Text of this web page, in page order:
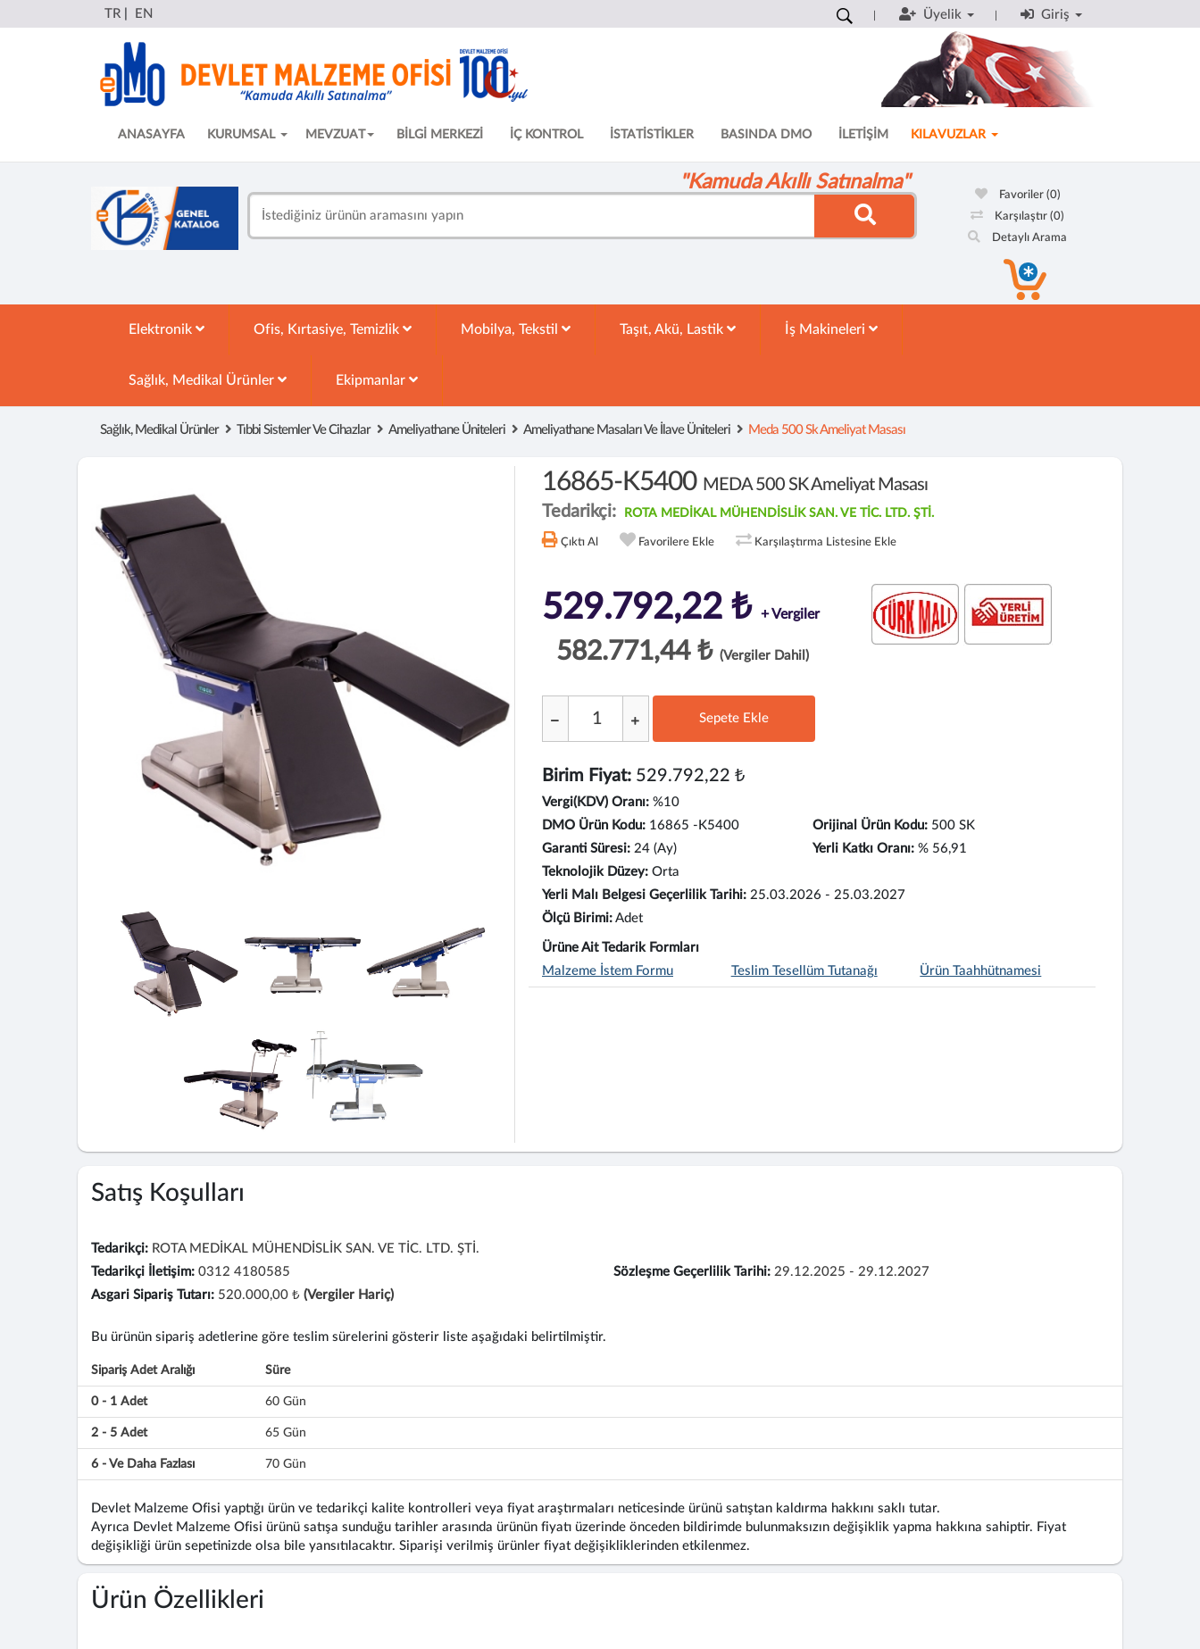
TR EN Üyelik Giriş
ANASAYFA KURUMSAL MEVZUAT BİLGİ MERKEZİ İÇ KONTROL İSTATİSTİKLER BASINDA DMO İLETİŞİM KILAVUZLAR
"Kamuda Akıllı Satınalma"
Favoriler (0)
Karşılaştır (0)
Detaylı Arama
Elektronik Ofis, Kırtasiye, Temizlik Mobilya, Tekstil Taşıt, Akü, Lastik İş Makineleri
Sağlık, Medikal Ürünler Ekipmanlar
Sağlık, Medikal Ürünler Tıbbi Sistemler Ve Cihazlar Ameliyathane Üniteleri Ameliyathane Masaları Ve İlave Üniteleri Meda 500 Sk Ameliyat Masası
16865-K5400 MEDA 500 SK Ameliyat Masası
Tedarikçi:
ROTA MEDİKAL MÜHENDİSLİK SAN. VE TİC. LTD. ŞTİ.
Çıktı Al Favorilere Ekle Karşılaştırma Listesine Ekle
529.792,22 ₺ + Vergiler
582.771,44 ₺ (Vergiler Dahil)
Sepete Ekle
Birim Fiyat: 529.792,22 ₺
Vergi(KDV) Oranı: %10
DMO Ürün Kodu: 16865 -K5400 Orijinal Ürün Kodu: 500 SK
Garanti Süresi: 24 (Ay) Yerli Katkı Oranı: % 56,91
Teknolojik Düzey: Orta
Yerli Malı Belgesi Geçerlilik Tarihi: 25.03.2026 - 25.03.2027
Ölçü Birimi: Adet
Ürüne Ait Tedarik Formları
Malzeme İstem Formu
Teslim Tesellüm Tutanağı Ürün Taahhütnamesi
Satış Koşulları
Tedarikçi: ROTA MEDİKAL MÜHENDİSLİK SAN. VE TİC. LTD. ŞTİ.
Tedarikçi İletişim: 0312 4180585 Sözleşme Geçerlilik Tarihi: 29.12.2025 - 29.12.2027
Asgari Sipariş Tutarı: 520.000,00 ₺ (Vergiler Hariç)
Bu ürünün sipariş adetlerine göre teslim sürelerini gösterir liste aşağıdaki belirtilmiştir.
Sipariş Adet Aralığı Süre
0 - 1 Adet 60 Gün
2 - 5 Adet 65 Gün
6 - Ve Daha Fazlası 70 Gün
Devlet Malzeme Ofisi yaptığı ürün ve tedarikçi kalite kontrolleri veya fiyat araştırmaları neticesinde ürünü satıştan kaldırma hakkını saklı tutar.
Ayrıca Devlet Malzeme Ofisi ürünü satışa sunduğu tarihler arasında ürünün fiyatı üzerinde önceden bildirimde bulunmaksızın değişiklik yapma hakkına sahiptir. Fiyat
değişikliği ürün sepetinizde olsa bile yansıtılacaktır. Siparişi verilmiş ürünler fiyat değişikliklerinden etkilenmez.
Ürün Özellikleri